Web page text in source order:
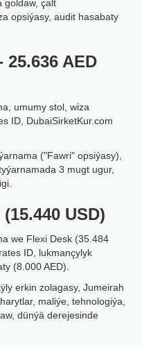
goldaw, çalt
opsiýasy, audit hasabaty
25.636 AED
umumy stol, wiza
ID, DubaiSirketKur.com
("Fawri" opsiýasy),
3 mugt ugur,
USD)
we Flexi Desk (35.484
ID, lukmançylyk
(8.000 AED).
erkin zolagasy, Jumeirah
maliýe, tehnologiýa,
dünýä derejesinde